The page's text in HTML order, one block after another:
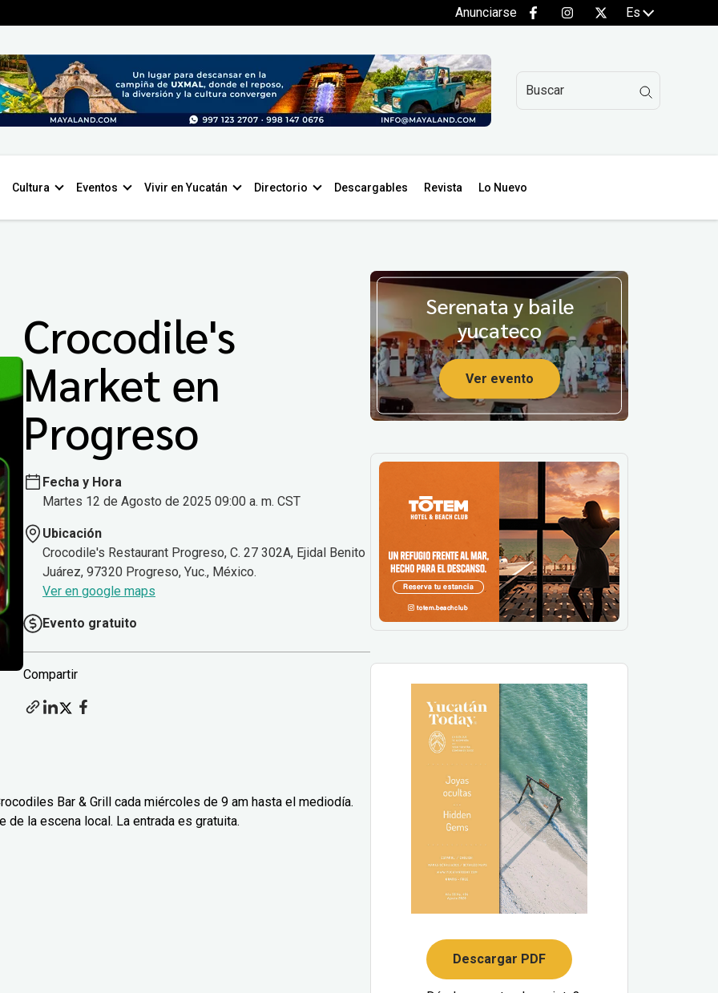
Anunciarse Es
Cultura Eventos Vivir en Yucatán Directorio Descargables Revista Lo Nuevo
Crocodile's
Market en
Progreso
Fecha y Hora
Martes 12 de Agosto de 2025 09:00 a. m. CST
Ubicación
Crocodile's Restaurant Progreso, C. 27 302A, Ejidal Benito
Juárez, 97320 Progreso, Yuc., México.
Ver en google maps
Evento gratuito
Compartir
Bar & Grill cada miércoles de 9 am hasta el mediodía.
de la escena local. La entrada es gratuita.
Serenata y baile
yucateco
Ver evento
Descargar PDF